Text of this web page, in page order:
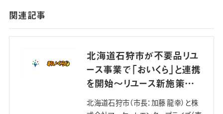
関連記事
北海道石狩市が不要品リユ
ース事業で「おいくら」と連携
を開始〜リユース新施策導
入による廃棄物削減へ〜
北海道石狩市（市長：加藤 龍幸）と株